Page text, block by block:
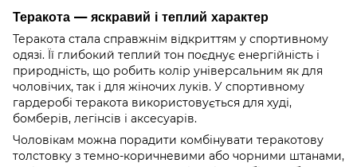
Теракота — яскравий і теплий характер
Теракота стала справжнім відкриттям у спортивному
одязі. Її глибокий теплий тон поєднує енергійність і
природність, що робить колір універсальним як для
чоловічих, так і для жіночих луків. У спортивному
гардеробі теракота використовується для худі,
бомберів, легінсів і аксесуарів.
Чоловікам можна порадити комбінувати теракотову
толстовку з темно-коричневими або чорними штанами,